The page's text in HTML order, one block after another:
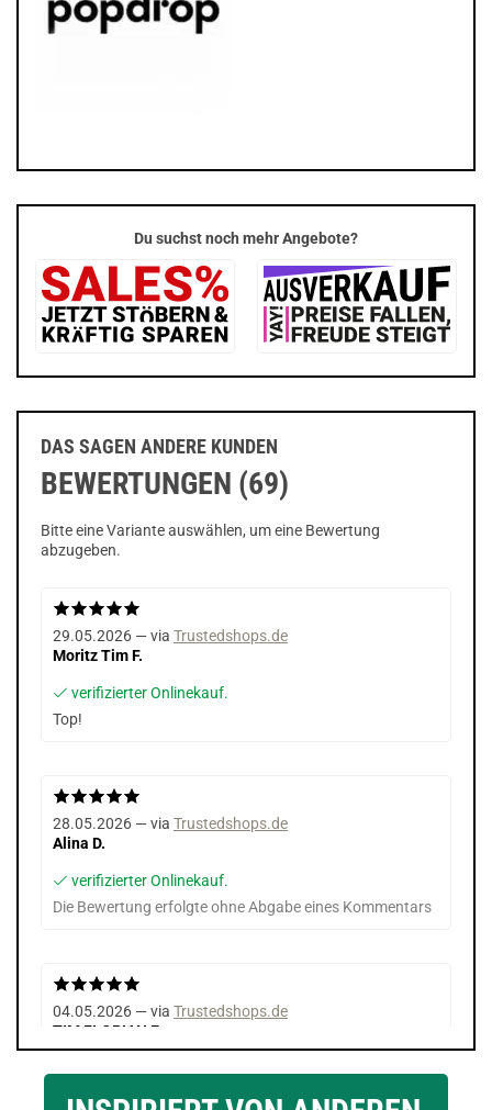
Du suchst noch mehr Angebote?
DAS SAGEN ANDERE KUNDEN
BEWERTUNGEN (69)
Bitte eine Variante auswählen, um eine Bewertung
abzugeben.
29.05.2026 — via Trustedshops.de
Moritz Tim F.
verifizierter Onlinekauf.
Top!
28.05.2026 — via Trustedshops.de
Alina D.
verifizierter Onlinekauf.
Die Bewertung erfolgte ohne Abgabe eines Kommentars
04.05.2026 — via Trustedshops.de
TIM FLORIAN E.
Die Bewertung erfolgte ohne Abgabe eines Kommentars